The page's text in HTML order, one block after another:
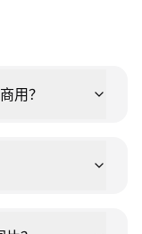
用？